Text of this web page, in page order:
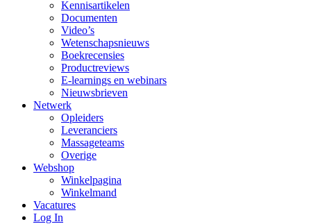
Kennisartikelen
Documenten
Video’s
Wetenschapsnieuws
Boekrecensies
Productreviews
E-learnings en webinars
Nieuwsbrieven
Netwerk
Opleiders
Leveranciers
Massageteams
Overige
Webshop
Winkelpagina
Winkelmand
Vacatures
Log In